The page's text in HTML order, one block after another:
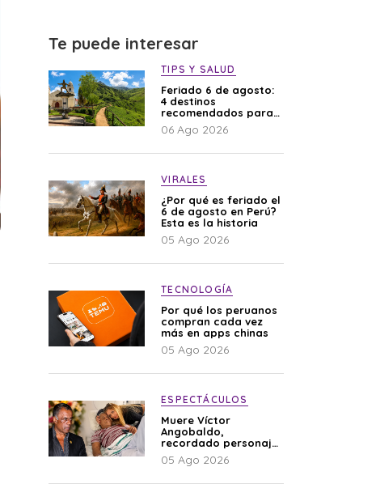
Te puede interesar
TIPS Y SALUD
Feriado 6 de agosto:
4 destinos
recomendados para
disfrutar el descanso
06 Ago 2026
VIRALES
¿Por qué es feriado el
6 de agosto en Perú?
Esta es la historia
05 Ago 2026
TECNOLOGÍA
Por qué los peruanos
compran cada vez
más en apps chinas
05 Ago 2026
ESPECTÁCULOS
Muere Víctor
Angobaldo,
recordado personaje
de la farándula y
expareja de Shirley
05 Ago 2026